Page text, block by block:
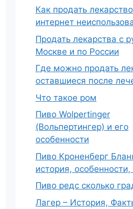
Как продать
интернет
Продать лекарства с
Москве и по России
Где можно продать
оставшиеся после
Что такое ром
Пиво Wolpertinger
(Вольпертингер) и его
особенности
Пиво Кроненберг
история,
Пиво редс сколько
Лагер – История,